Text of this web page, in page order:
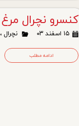
کنسرو نچرال
۱۵ اسفند ۰۳ نچرال ،
ادامه مطلب